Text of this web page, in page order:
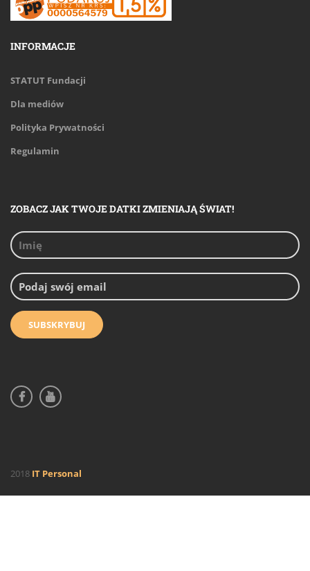
INFORMACJE
STATUT Fundacji
Dla mediów
Polityka Prywatności
Regulamin
ZOBACZ JAK TWOJE DATKI ZMIENIAJĄ ŚWIAT!
2018 IT Personal